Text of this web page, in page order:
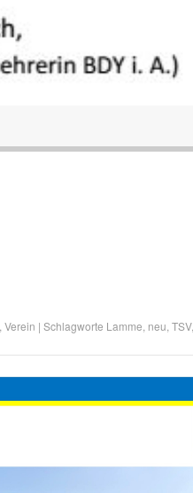
Verein | Schlagworte Lamme neu TSV,